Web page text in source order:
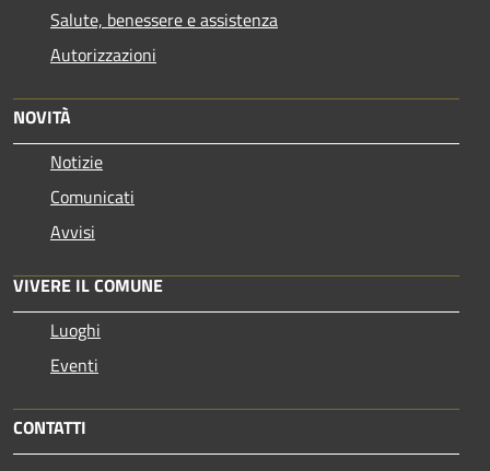
Salute, benessere e assistenza
Autorizzazioni
NOVITÀ
Notizie
Comunicati
Avvisi
VIVERE IL COMUNE
Luoghi
Eventi
CONTATTI